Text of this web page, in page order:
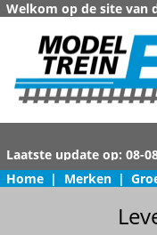
Welkom op de site van
Home | Merken |